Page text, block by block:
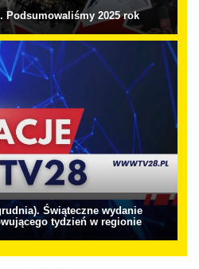
Podsumowaliśmy 2025 rok
Świąteczne wydanie
tydzień w regionie